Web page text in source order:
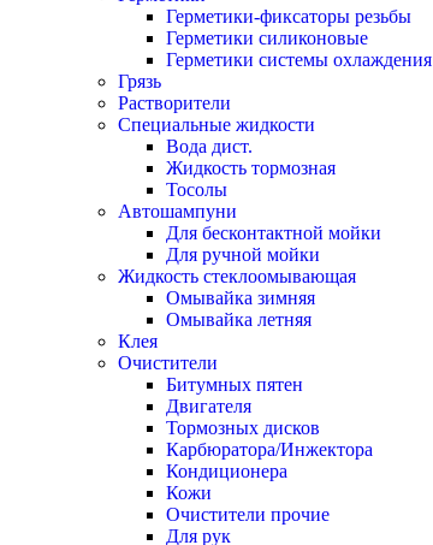
Герметики-фиксаторы резьбы
Герметики силиконовые
Герметики системы охлаждения
Грязь
Растворители
Специальные жидкости
Вода дист.
Жидкость тормозная
Тосолы
Автошампуни
Для бесконтактной мойки
Для ручной мойки
Жидкость стеклоомывающая
Омывайка зимняя
Омывайка летняя
Клея
Очистители
Битумных пятен
Двигателя
Тормозных дисков
Карбюратора/Инжектора
Кондиционера
Кожи
Очистители прочие
Для рук